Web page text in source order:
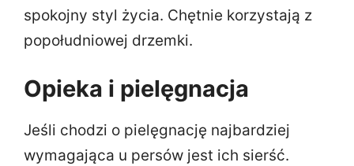
spokojny styl życia. Chętnie korzystają z
popołudniowej drzemki.
Opieka i pielęgnacja
Jeśli chodzi o pielęgnację najbardziej
wymagająca u persów jest ich sierść.